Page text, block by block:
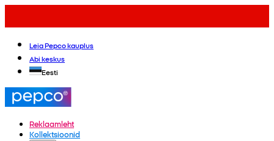
Leia Pepco kauplus
Abi keskus
Eesti
Reklaamleht
Kollektsioonid